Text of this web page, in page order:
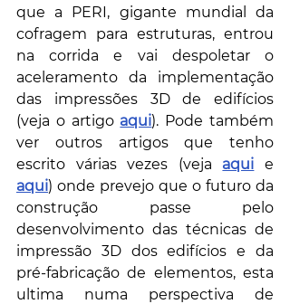
que a PERI, gigante mundial da
cofragem para estruturas, entrou
na corrida e vai despoletar o
aceleramento da implementação
das impressões 3D de edifícios
(veja o artigo aqui). Pode também
ver outros artigos que tenho
escrito várias vezes (veja aqui
aqui) onde prevejo que o futuro da
construção passe pelo
desenvolvimento das técnicas de
impressão 3D dos edifícios e da
pré-fabricação de elementos, esta
ultima numa perspectiva de